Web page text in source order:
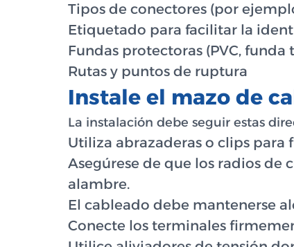
Tipos de conectores (por
Etiquetado para facilitar la
Fundas protectoras (PVC,
Rutas y puntos de ruptura
Instale el mazo de
La instalación debe seguir estas
Utiliza abrazaderas o clips para
Asegúrese de que los radios
alambre.
El cableado debe mantenerse
Conecte los terminales